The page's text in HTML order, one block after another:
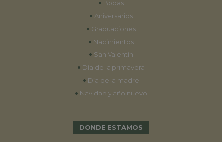
• Bodas
• Aniversarios
• Graduaciones
• Nacimientos
• San Valentín
• Día de la primavera
• Día de la madre
• Navidad y año nuevo
DONDE ESTAMOS